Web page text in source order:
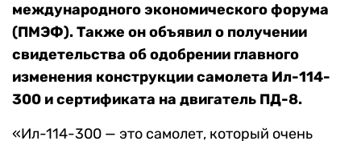
международного экономического форума
(ПМЭФ). Также он объявил о получении
свидетельства об одобрении главного
изменения конструкции самолета Ил-114-
300 и сертификата на двигатель ПД-8.
«Ил-114-300 — это самолет, который очень